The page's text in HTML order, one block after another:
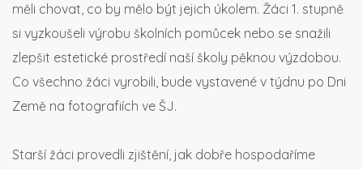
měli chovat, co by mělo být jejich úkolem. Žáci 1. stupně
si vyzkoušeli výrobu školních pomůcek nebo se snažili
zlepšit estetické prostředí naší školy pěknou výzdobou.
Co všechno žáci vyrobili, bude vystavené v týdnu po Dni
Země na fotografiích ve ŠJ.
Starší žáci provedli zjištění, jak dobře hospodaříme